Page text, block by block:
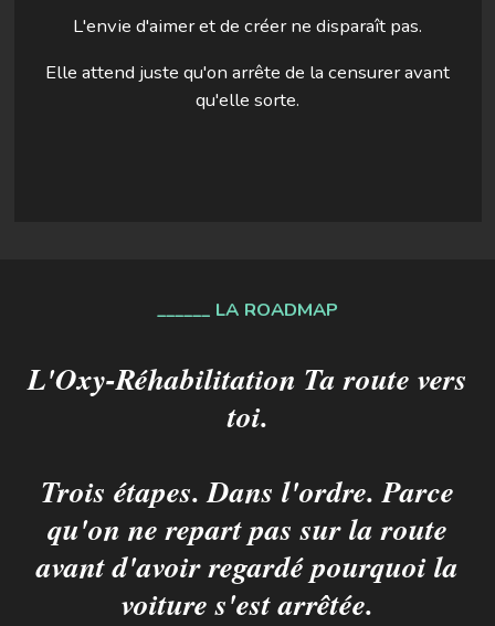
L'envie d'aimer et de créer ne disparaît pas.
Elle attend juste qu'on arrête de la censurer avant
qu'elle sorte.
______ LA ROADMAP
L'Oxy-Réhabilitation Ta route vers
toi.
Trois étapes. Dans l'ordre. Parce
qu'on ne repart pas sur la route
avant d'avoir regardé pourquoi la
voiture s'est arrêtée.